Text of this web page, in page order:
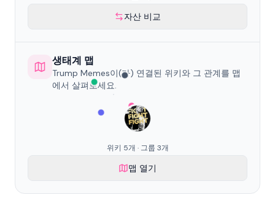
자산 비교
생태계 맵
Trump Memes이(가) 연결된 위키와 그 관계를 맵
에서 살펴보세요.
위키 5개 · 그룹 3개
맵 열기